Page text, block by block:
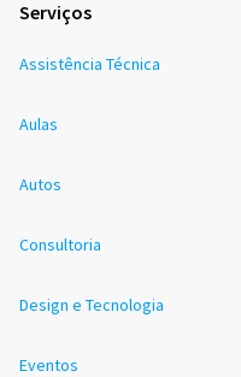
Serviços
Assistência Técnica
Aulas
Autos
Consultoria
Design e Tecnologia
Eventos